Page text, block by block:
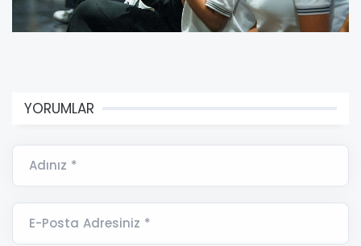
YORUMLAR
Adınız *
E-Posta Adresiniz *